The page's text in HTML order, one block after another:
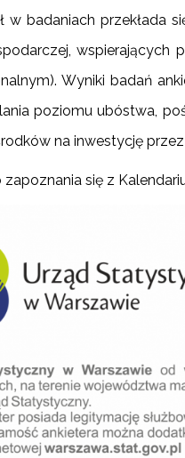
w badaniach przekłada
Wyniki badań
poziomu ubóstwa,
na inwestycję
się z